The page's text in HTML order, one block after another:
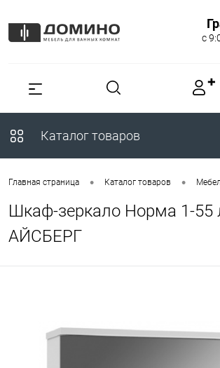
с
✚
Каталог товаров
Главная страница • Каталог товаров •
Шкаф-зеркало Норма 1-55
АЙСБЕРГ